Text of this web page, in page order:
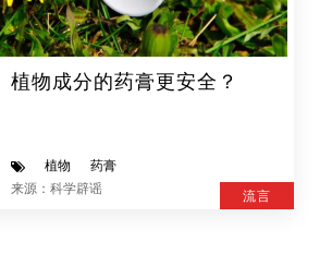
植物成分的药膏更安全？
植物
药膏
来源：科学辟谣
流言